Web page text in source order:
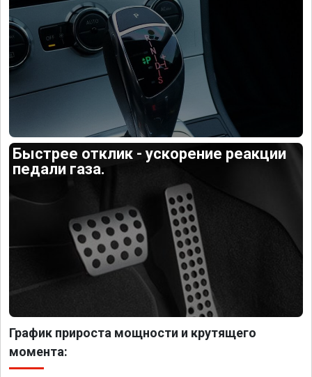
Быстрее отклик - ускорение реакции
педали газа.
График прироста мощности и крутящего
момента: